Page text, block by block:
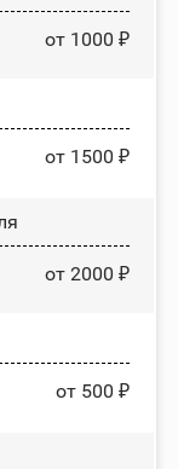
от 1000 ₽
от 1500 ₽
от 2000 ₽
от 500 ₽